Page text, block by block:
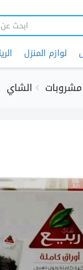
لوازم المنزل
مشروبات الشاي